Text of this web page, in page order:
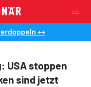
++
USA stoppen
sind jetzt